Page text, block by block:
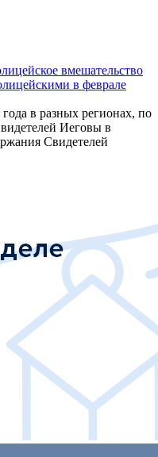
вмешательство
в феврале
в разных регионах, по
Иеговы в
Свидетелей